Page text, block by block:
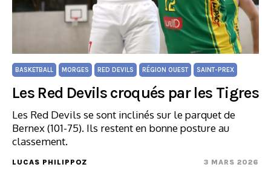
BASKETBALL MORGES RED DEVILS RÉGION OUEST SAINT-PREX
Les Red Devils croqués par les Tigres
Les Red Devils se sont inclinés sur le parquet de
Bernex (101-75). Ils restent en bonne posture au
classement.
LUCAS PHILIPPOZ 3 MARS 2026